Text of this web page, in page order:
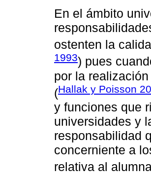
En el ámbito
ostenten la
1993) pues
por la
(Hallak y Poisson
y funciones que
universidades y
responsabilidad
concerniente a
relativa al